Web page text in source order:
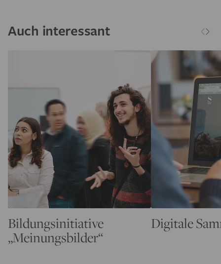
Auch interessant
Bildungsinitiative
„Meinungsbilder“
Digitale